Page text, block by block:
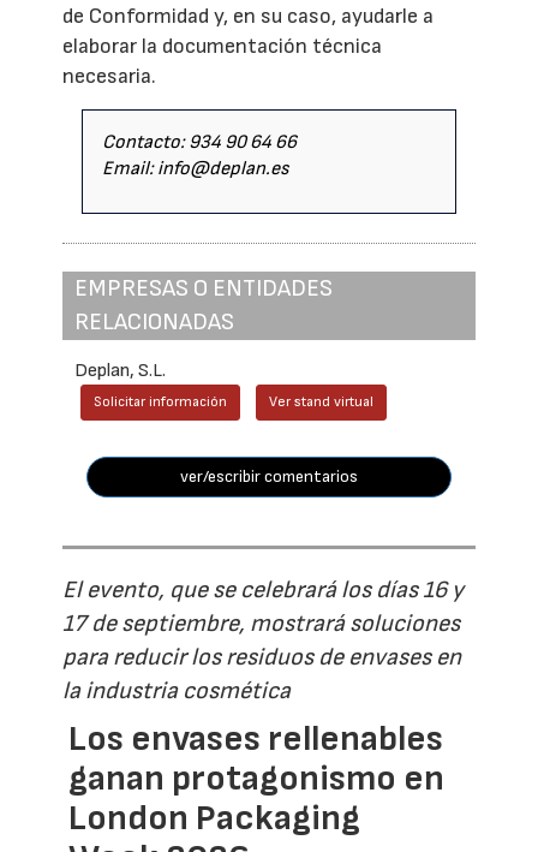
de Conformidad y, en su caso, ayudarle a
elaborar la documentación técnica
necesaria.
Contacto: 934 90 64 66
Email: info@deplan.es
EMPRESAS O ENTIDADES
RELACIONADAS
Deplan, S.L.
Solicitar información Ver stand virtual
ver/escribir comentarios
El evento, que se celebrará los días 16 y
17 de septiembre, mostrará soluciones
para reducir los residuos de envases en
la industria cosmética
Los envases rellenables
ganan protagonismo en
London Packaging